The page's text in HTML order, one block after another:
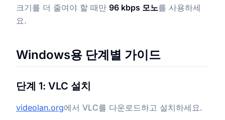
크기를 더 줄여야 할 때만 96 kbps 모노를 사용하세
요.
Windows용 단계별 가이드
단계 1: VLC 설치
videolan.org에서 VLC를 다운로드하고 설치하세요.